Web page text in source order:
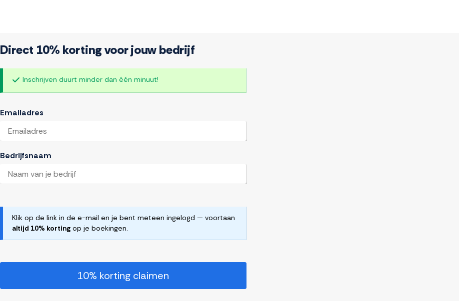
Direct 10% korting voor jouw bedrijf
Inschrijven duurt minder dan één minuut!
Emailadres
Bedrijfsnaam
Klik op de link in de e-mail en je bent meteen ingelogd — voortaan
altijd 10% kortingop je boekingen.
10% korting claimen